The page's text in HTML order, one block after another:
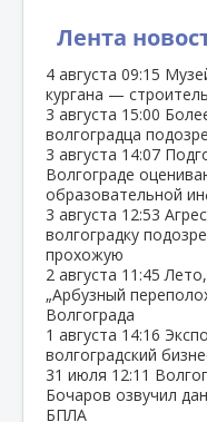
Лента
4 августа 09:15
кургана —
3 августа 15:00
волгоградца
3 августа 14:07
Волгограде
образовательной
3 августа 12:53
волгоградку
прохожую
2 августа 11:45
„Арбузный
Волгограда
1 августа 14:16
волгоградский
31 июля 12:11
Бочаров озвучил
БПЛА